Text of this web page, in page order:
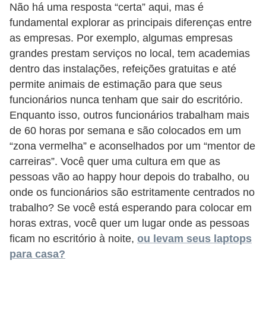
Não há uma resposta “certa” aqui, mas é
fundamental explorar as principais diferenças entre
as empresas. Por exemplo, algumas empresas
grandes prestam serviços no local, tem academias
dentro das instalações, refeições gratuitas e até
permite animais de estimação para que seus
funcionários nunca tenham que sair do escritório.
Enquanto isso, outros funcionários trabalham mais
de 60 horas por semana e são colocados em um
“zona vermelha” e aconselhados por um “mentor de
carreiras”. Você quer uma cultura em que as
pessoas vão ao happy hour depois do trabalho, ou
onde os funcionários são estritamente centrados no
trabalho? Se você está esperando para colocar em
horas extras, você quer um lugar onde as pessoas
ficam no escritório à noite, ou levam seus laptops
para casa?
a
r
e
d
e
c
o
n
t
r
o
l
e
d
e